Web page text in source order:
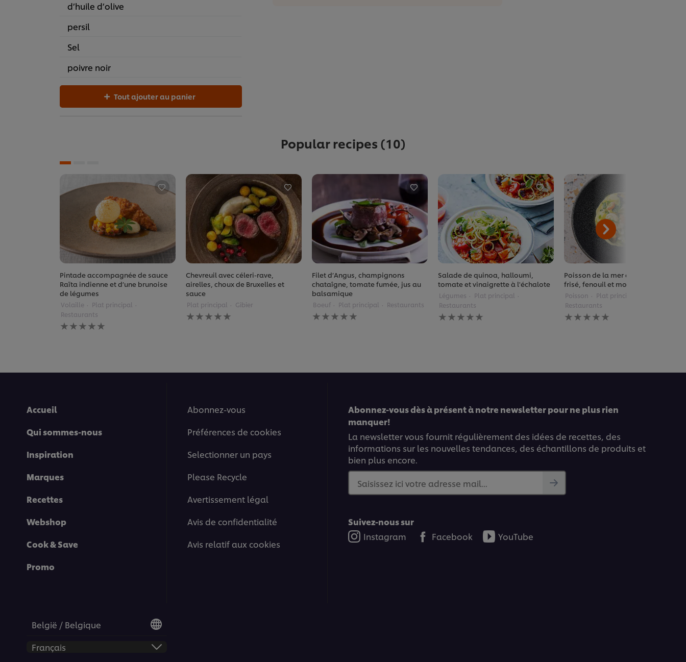
d’huile d’olive
persil
Sel
poivre noir
Tout ajouter au panier
Popular recipes (10)
Pintade accompagnée de sauce
Raïta indienne et d’une brunoise
de légumes
Volaille
Plat principal
Restaurants
Aucune
évaluation
Chevreuil avec céleri-rave,
airelles, choux de Bruxelles et
sauce
Plat principal Gibier
Aucune
évaluation
Filet d’Angus, champignons
chataîgne, tomate fumée, jus au
balsamique
Boeuf Plat principal Restaurants
Aucune
évaluation
Salade de quinoa, halloumi,
tomate et vinaigrette à l'échalote
Légumes
Plat principal
Restaurants
Aucune
évaluation
Poisson de la mer du Nord, chou
frisé, fenouil et mousse de curry
Poisson
Plat principal
Restaurants
Aucune
évaluation
Accueil
Qui sommes-nous
Inspiration
Marques
Recettes
Webshop
Cook & Save
Promo
Abonnez-vous
Préférences de cookies
Selectionner un pays
Please Recycle
Avertissement légal
Avis de confidentialité
Avis relatif aux cookies
Abonnez-vous dès à présent à notre newsletter pour ne plus rien
manquer!
La newsletter vous fournit régulièrement des idées de recettes, des
informations sur les nouvelles tendances, des échantillons de produits et
bien plus encore.
Saisissez ici votre adresse mail...
Suivez-nous sur
Instagram
Facebook YouTube
België / Belgique